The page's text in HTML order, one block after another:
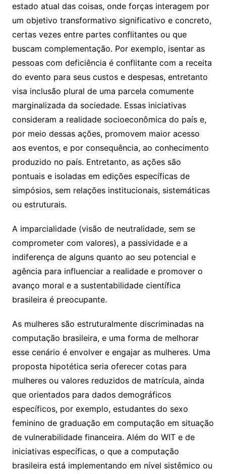
estado atual das coisas, onde forças interagem por
um objetivo transformativo significativo e concreto,
certas vezes entre partes conflitantes ou que
buscam complementação. Por exemplo, isentar as
pessoas com deficiência é conflitante com a receita
do evento para seus custos e despesas, entretanto
visa inclusão plural de uma parcela comumente
marginalizada da sociedade. Essas iniciativas
consideram a realidade socioeconômica do país e,
por meio dessas ações, promovem maior acesso
aos eventos, e por consequência, ao conhecimento
produzido no país. Entretanto, as ações são
pontuais e isoladas em edições específicas de
simpósios, sem relações institucionais, sistemáticas
ou estruturais.
A imparcialidade (visão de neutralidade, sem se
comprometer com valores), a passividade e a
indiferença de alguns quanto ao seu potencial e
agência para influenciar a realidade e promover o
avanço moral e a sustentabilidade científica
brasileira é preocupante.
As mulheres são estruturalmente discriminadas na
computação brasileira, e uma forma de melhorar
esse cenário é envolver e engajar as mulheres. Uma
proposta hipotética seria oferecer cotas para
mulheres ou valores reduzidos de matrícula, ainda
que orientados para dados demográficos
específicos, por exemplo, estudantes do sexo
feminino de graduação em computação em situação
de vulnerabilidade financeira. Além do WIT e de
iniciativas específicas, o que a computação
brasileira está implementando em nível sistêmico ou